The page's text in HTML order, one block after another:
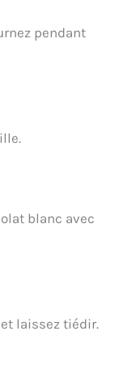
pendant
blanc avec
laissez tiédir.